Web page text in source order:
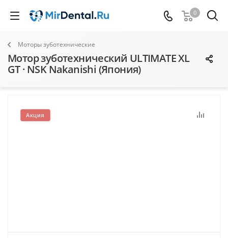
0
Моторы зуботехнические
Мотор зуботехнический ULTIMATE XL
GT · NSK Nakanishi (Япония)
Акция